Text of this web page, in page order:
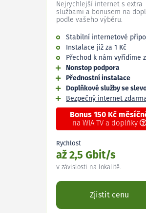
Nejrychlejší internet s extra
službami a bonusem na
podle vašeho výběru.
Stabilní internetové
Instalace již za 1 Kč
Přechod k nám vyřídíme
Nonstop podpora
Přednostní instalace
Doplňkové služby se
Bezpečný internet
Bonus 150 Kč
na WIA TV a doplňky
Rychlost
až 2,5 Gbit/s
V závislosti na lokalitě.
Zjistit cenu